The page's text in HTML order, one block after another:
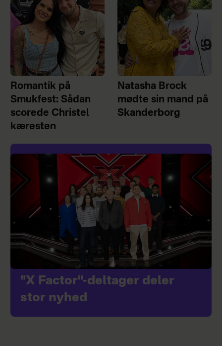
Romantik på
Smukfest: Sådan
scorede Christel
kæresten
Natasha Brock
mødte sin mand på
Skanderborg
"X Factor"-deltager deler
stor nyhed